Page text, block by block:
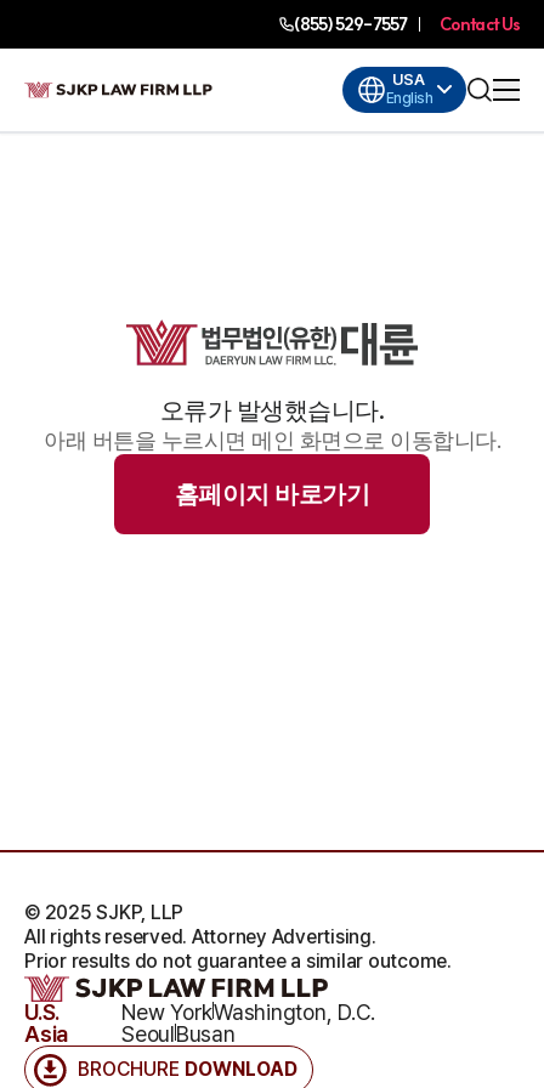
(855) 529-7557 Contact Us
USA
English
오류가 발생했습니다.
아래 버튼을 누르시면 메인 화면으로 이동합니다.
홈페이지 바로가기
BROCHURE DOWNLOAD
U.S. New YorkWashington, D.C.
Asia
SeoulBusan
© 2025 SJKP, LLP
All rights reserved. Attorney Advertising.
Prior results do not guarantee a similar outcome.